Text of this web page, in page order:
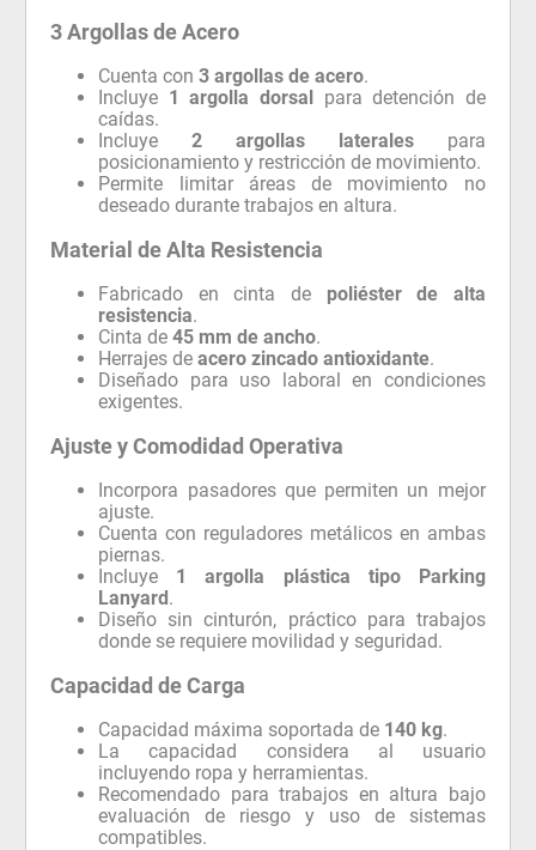
3 Argollas de Acero
Cuenta con3 argollas de acero.
Incluye 1 argolla dorsal para detención de
caídas.
Incluye2 argollas lateralespara
posicionamiento y restricción de movimiento.
Permite limitar áreas de movimiento no
deseado durante trabajos en altura.
Material de Alta Resistencia
Fabricado en cinta de poliéster de alta
resistencia.
Cinta de45 mm de ancho.
Herrajes deacero zincado antioxidante.
Diseñado para uso laboral en condiciones
exigentes.
Ajuste y Comodidad Operativa
Incorpora pasadores que permiten un mejor
ajuste.
Cuenta con reguladores metálicos en ambas
piernas.
Incluye 1 argolla plástica tipo Parking
Lanyard.
Diseño sin cinturón, práctico para trabajos
donde se requiere movilidad y seguridad.
Capacidad de Carga
Capacidad máxima soportada de 140 kg.
La capacidad considera al usuario
incluyendo ropa y herramientas.
Recomendado para trabajos en altura bajo
evaluación de riesgo y uso de sistemas
compatibles.